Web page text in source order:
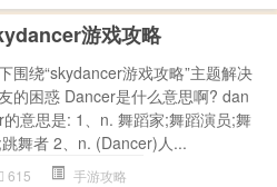
游戏攻略
围绕“skydancer游戏攻略”主题解决
的困惑 Dancer是什么意思啊? dan
的意思是: 1、n. 舞蹈家;舞蹈演员;舞
舞者 2、n. (Dancer)人...
615 手游攻略